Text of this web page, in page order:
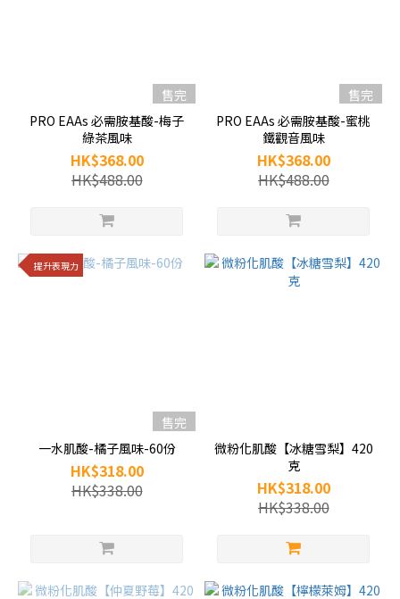
售完
PRO EAAs 必需胺基酸-梅子
綠茶風味
HK$368.00
HK$488.00
售完
PRO EAAs 必需胺基酸-蜜桃
鐵觀音風味
HK$368.00
HK$488.00
提升表現力
售完
一水肌酸-橘子風味-60份
HK$318.00
HK$338.00
微粉化肌酸【冰糖雪梨】420
克
HK$318.00
HK$338.00